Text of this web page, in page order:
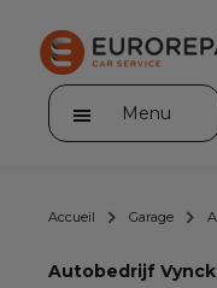
Menu
Accueil Garage
Autobedrijf